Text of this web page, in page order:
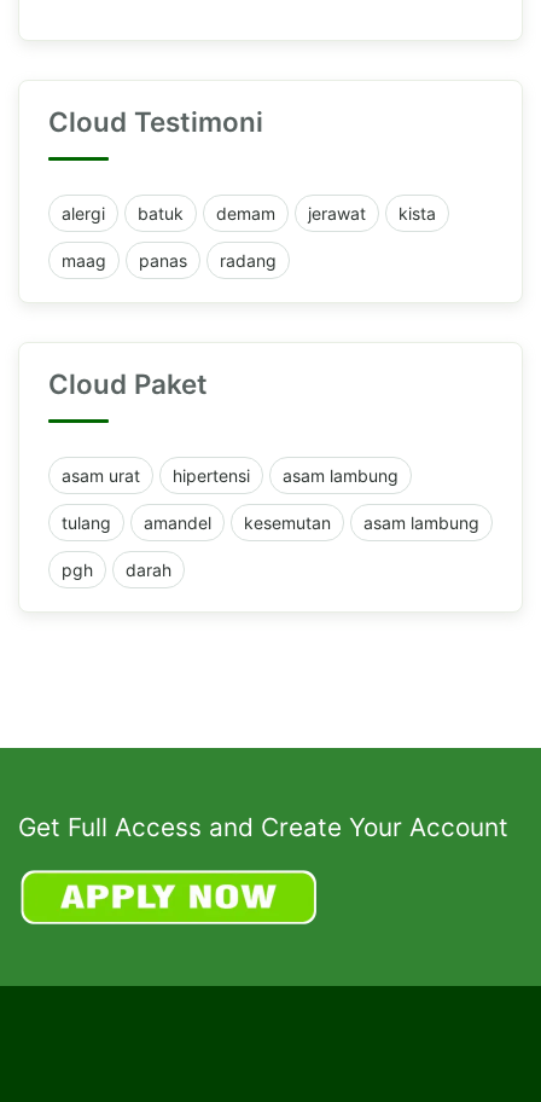
Cloud Testimoni
alergi batuk demam jerawat kista
maag panas radang
Cloud Paket
asam urat hipertensi asam lambung
tulang amandel kesemutan asam lambung
pgh darah
Get Full Access and Create Your Account